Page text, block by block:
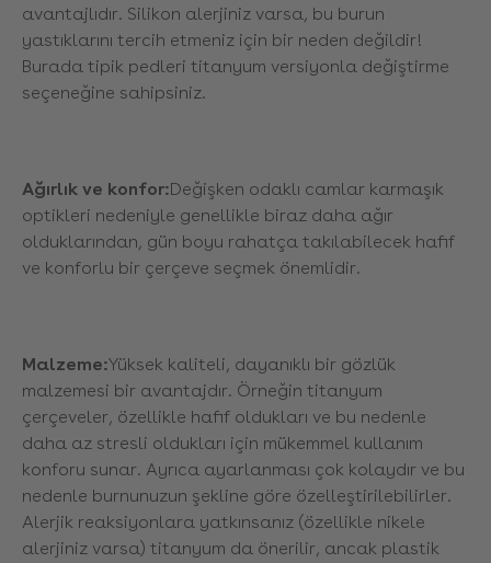
avantajlıdır. Silikon alerjiniz varsa, bu burun
yastıklarını tercih etmeniz için bir neden değildir!
Burada tipik pedleri titanyum versiyonla değiştirme
seçeneğine sahipsiniz.
Ağırlık ve konfor:Değişken odaklı camlar karmaşık
optikleri nedeniyle genellikle biraz daha ağır
olduklarından, gün boyu rahatça takılabilecek hafif
ve konforlu bir çerçeve seçmek önemlidir.
Malzeme:Yüksek kaliteli, dayanıklı bir gözlük
malzemesi bir avantajdır. Örneğin titanyum
çerçeveler, özellikle hafif oldukları ve bu nedenle
daha az stresli oldukları için mükemmel kullanım
konforu sunar. Ayrıca ayarlanması çok kolaydır ve bu
nedenle burnunuzun şekline göre özelleştirilebilirler.
Alerjik reaksiyonlara yatkınsanız (özellikle nikele
alerjiniz varsa) titanyum da önerilir, ancak plastik